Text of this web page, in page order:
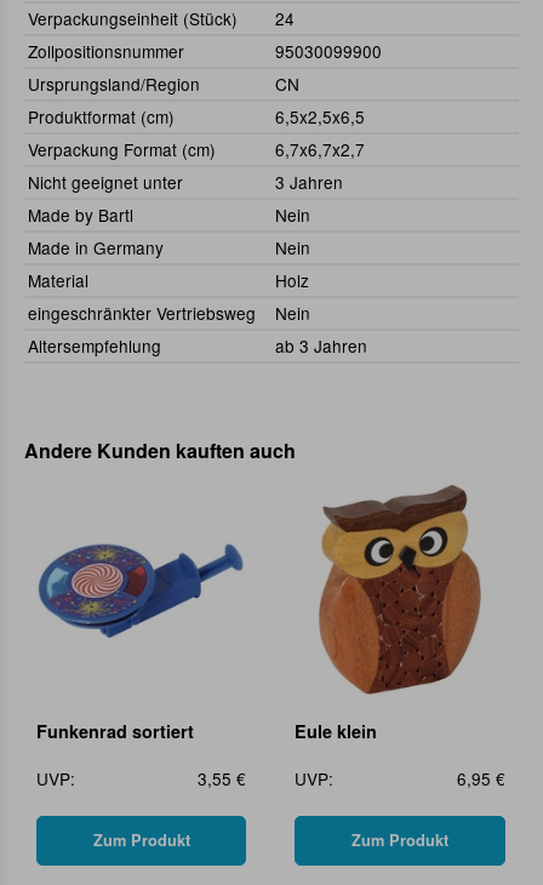
Verpackungseinheit (Stück)
24
Zollpositionsnummer
95030099900
Ursprungsland/Region
CN
Produktformat (cm)
6,5x2,5x6,5
Verpackung Format (cm)
6,7x6,7x2,7
Nicht geeignet unter
3 Jahren
Made by Bartl
Nein
Made in Germany
Nein
Material
Holz
eingeschränkter Vertriebsweg
Nein
Altersempfehlung
ab 3 Jahren
Andere Kunden kauften auch
Funkenrad sortiert
UVP:
3,55 €
Zum Produkt
Eule klein
UVP:
6,95 €
Zum Produkt